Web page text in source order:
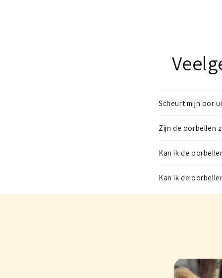
Scheurt mijn oor
Zijn de oorbellen
Kan ik de
Kan ik de